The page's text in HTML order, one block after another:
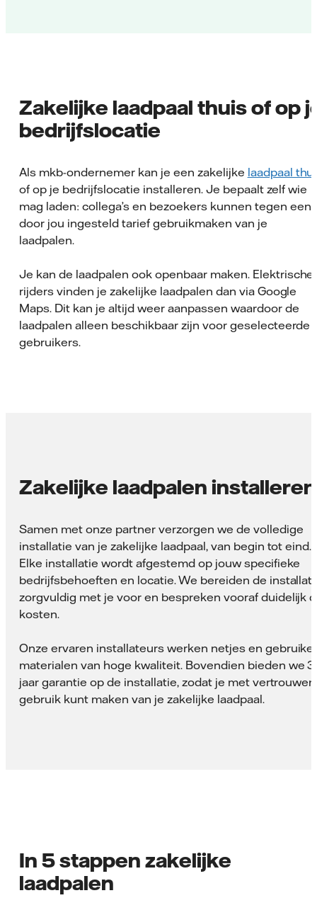
Zakelijke laadpaal thuis of op
bedrijfslocatie
Als mkb-ondernemer kan je een zakelijke laadpaal
of op je bedrijfslocatie installeren. Je bepaalt zelf wie
mag laden: collega’s en bezoekers kunnen tegen een
door jou ingesteld tarief gebruikmaken van je
laadpalen.
Je kan de laadpalen ook openbaar maken. Elektrische
rijders vinden je zakelijke laadpalen dan via Google
Maps. Dit kan je altijd weer aanpassen waardoor de
laadpalen alleen beschikbaar zijn voor geselecteerde
gebruikers.
Zakelijke laadpalen installeren
Samen met onze partner verzorgen we de volledige
installatie van je zakelijke laadpaal, van begin tot eind.
Elke installatie wordt afgestemd op jouw specifieke
bedrijfsbehoeften en locatie. We bereiden de
zorgvuldig met je voor en bespreken vooraf duidelijk
kosten.
Onze ervaren installateurs werken netjes en
materialen van hoge kwaliteit. Bovendien bieden we 3
jaar garantie op de installatie, zodat je met vertrouwen
gebruik kunt maken van je zakelijke laadpaal.
In 5 stappen zakelijke
laadpalen